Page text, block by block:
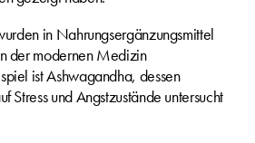
in Nahrungsergänzungsmittel
der modernen Medizin
ist Ashwagandha, dessen
Stress und Angstzustände untersucht